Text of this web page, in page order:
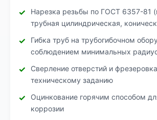
Нарезка резьбы по ГОСТ 6357-81
трубная цилиндрическая,
Гибка труб на трубогибочном
соблюдением минимальных
Сверление отверстий и
техническому заданию
Оцинкование горячим способом
коррозии